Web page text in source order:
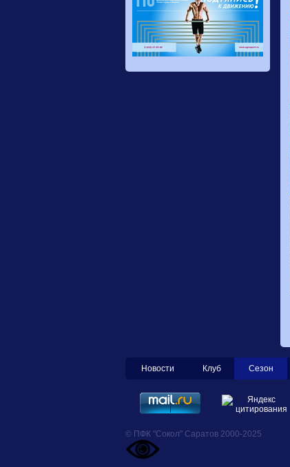
Новости Клуб Сезон
© ПФК "Сокол" Саратов 2000-2025